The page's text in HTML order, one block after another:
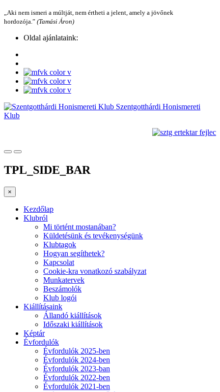
„Aki nem ismeri a múltját, nem értheti a jelent, amely a jövőnek
hordozója.” (Tamási Áron)
Oldal ajánlataink:
Szentgotthárdi Honismereti
Klub
TPL_SIDE_BAR
×
Kezdőlap
Klubról
Mi történt mostanában?
Küldetésünk és tevékenységünk
Klubtagok
Hogyan segíthetek?
Kapcsolat
Cookie-kra vonatkozó szabályzat
Munkatervek
Beszámolók
Klub logói
Kiállításaink
Állandó kiállítások
Időszaki kiállítások
Képtár
Évfordulók
Évfordulók 2025-ben
Évfordulók 2024-ben
Évfordulók 2023-ban
Évfordulók 2022-ben
Évfordulók 2021-ben